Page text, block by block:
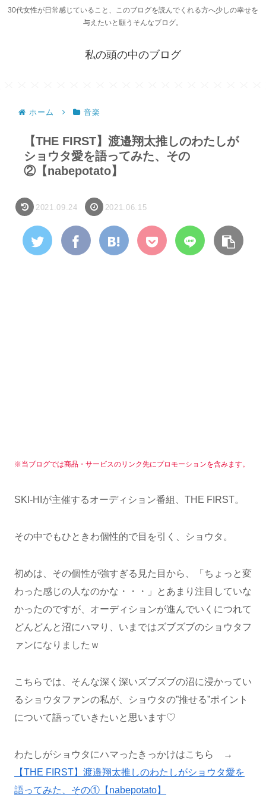
30代女性が日常感じていること、このブログを読んでくれる方へ少しの幸せを
与えたいと願うそんなブログ。
私の頭の中のブログ
ホーム 音楽
【THE FIRST】渡邉翔太推しのわたしが
ショウタ愛を語ってみた、その
②【nabepotato】
2021.09.24 2021.06.15
※当ブログでは商品・サービスのリンク先にプロモーションを含みます。
SKI-HIが主催するオーディション番組、THE FIRST。
その中でもひときわ個性的で目を引く、ショウタ。
初めは、その個性が強すぎる見た目から、「ちょっと変
わった感じの人なのかな・・・」とあまり注目していな
かったのですが、オーディションが進んでいくにつれて
どんどんと沼にハマり、いまではズブズブのショウタフ
ァンになりましたｗ
こちらでは、そんな深く深いズブズブの沼に浸かってい
るショウタファンの私が、ショウタの”推せる”ポイント
について語っていきたいと思います♡
わたしがショウタにハマったきっかけはこちら →
【THE FIRST】渡邉翔太推しのわたしがショウタ愛を
語ってみた、その①【nabepotato】